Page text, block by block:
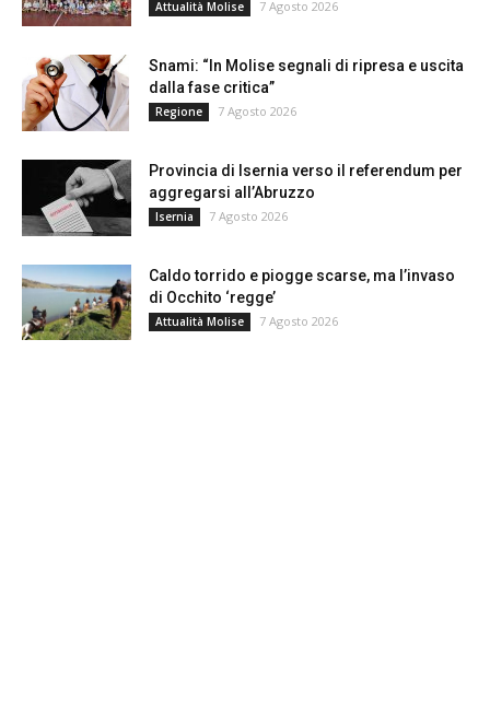
Attualità Molise 7 Agosto 2026
Snami: “In Molise segnali di ripresa e uscita
dalla fase critica”
Regione 7 Agosto 2026
Provincia di Isernia verso il referendum per
aggregarsi all’Abruzzo
Isernia 7 Agosto 2026
Caldo torrido e piogge scarse, ma l’invaso
di Occhito ‘regge’
Attualità Molise 7 Agosto 2026